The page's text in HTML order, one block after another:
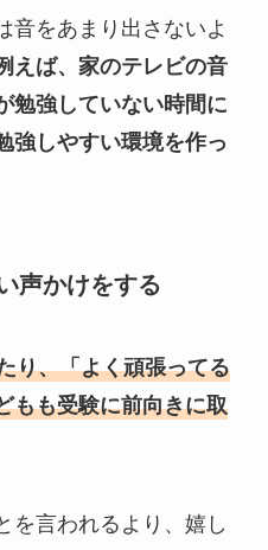
音をあまり出さないよ
えば、家のテレビの音
勉強していない時間に
強しやすい環境を作っ
声かけをする
り、「よく頑張ってる
もも受験に前向きに取
を言われるより、嬉し